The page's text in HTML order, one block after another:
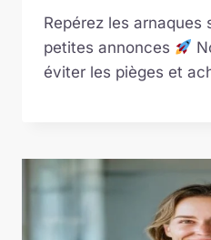
Repérez les arnaques
petites annonces
éviter les pièges et